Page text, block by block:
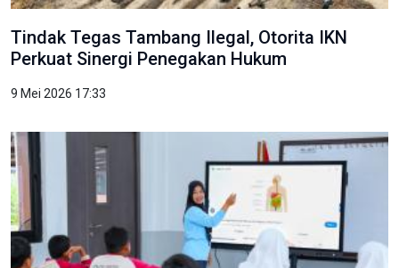
Tindak Tegas Tambang Ilegal, Otorita IKN
Perkuat Sinergi Penegakan Hukum
9 Mei 2026 17:33